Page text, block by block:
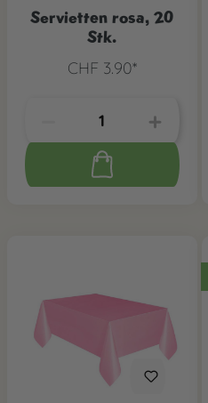
Servietten rosa, 20
Stk.
CHF 3.90*